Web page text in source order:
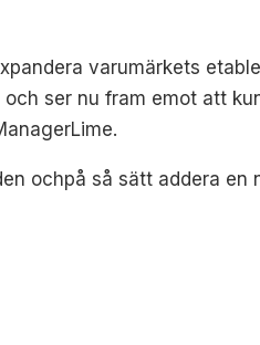
varumärkets
ser nu fram emot att
ochpå så sätt addera en